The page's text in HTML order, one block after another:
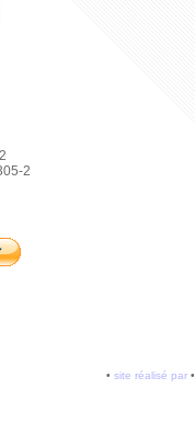
2
• site réalisé par•